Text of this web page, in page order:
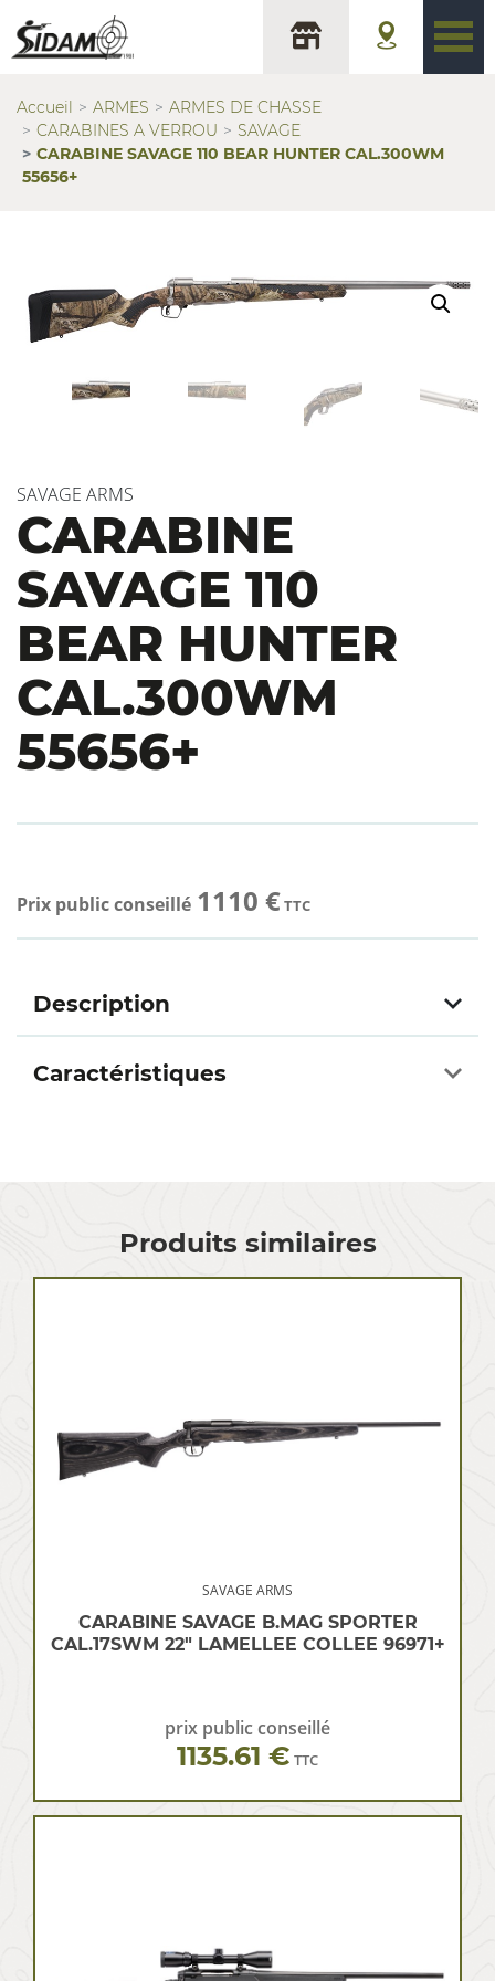
Accueil ARMES
ARMES DE CHASSE
CARABINES A VERROU
SAVAGE
CARABINE SAVAGE 110 BEAR HUNTER CAL.300WM
55656+
SAVAGE ARMS
CARABINE
SAVAGE 110
BEAR HUNTER
CAL.300WM
55656+
Prix public conseillé 1110 €TTC
Description
Caractéristiques
Produits similaires
SAVAGE ARMS
CARABINE SAVAGE B.MAG SPORTER
CAL.17SWM 22″ LAMELLEE COLLEE 96971+
prix public conseillé
1135.61 € TTC